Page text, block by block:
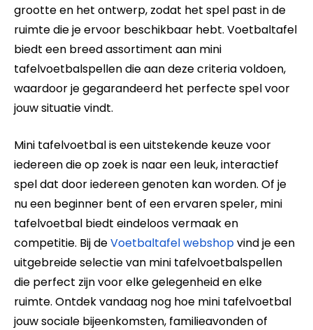
grootte en het ontwerp, zodat het spel past in de
ruimte die je ervoor beschikbaar hebt. Voetbaltafel
biedt een breed assortiment aan mini
tafelvoetbalspellen die aan deze criteria voldoen,
waardoor je gegarandeerd het perfecte spel voor
jouw situatie vindt.
Mini tafelvoetbal is een uitstekende keuze voor
iedereen die op zoek is naar een leuk, interactief
spel dat door iedereen genoten kan worden. Of je
nu een beginner bent of een ervaren speler, mini
tafelvoetbal biedt eindeloos vermaak en
competitie. Bij deVoetbaltafel webshopvind je een
uitgebreide selectie van mini tafelvoetbalspellen
die perfect zijn voor elke gelegenheid en elke
ruimte. Ontdek vandaag nog hoe mini tafelvoetbal
jouw sociale bijeenkomsten, familieavonden of